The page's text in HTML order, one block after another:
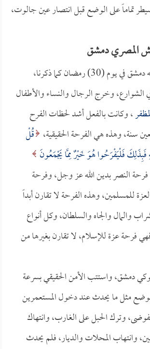
تماماً على الوضع قبل انتصار عين جالوت،
المصري دمشق
رحمه الله دمشق في يوم (30) رمضان كما ذكرنا،
الشوارع، وخرج الرجال والنساء والأطفال
، وكانت بالفعل أشد لحظات الفرح
سنة، وهذه هي الفرحة الحقيقية، قُلْ
فَبِذَلِكَ فَلْيَفْرَحُوا هُوَ خَيْرٌ مِمَّا يَجْمَعُونَ
فهي فرحة النصر بدين الله عز وجل، وفرحة
للمسلمين، وهذه الفرحة لا تقارن أبداً
والمال والجاه والسلطان، وكل أنواع
فرحة عزة للإسلام، لا تقارن بغيرها من
دمشق، واستتب الأمن الحقيقي بسرعة
مثل ما يحدث عند دخول المستعمرين
وترك الحبل على الغارب، وانتهاك
وانتهاب المحلات والديار، فلم يحدث